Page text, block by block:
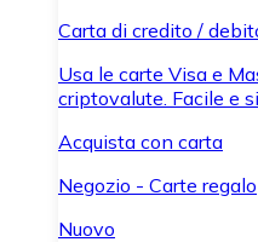
Carta di credito /
Usa le carte Visa e
criptovalute. Facile e
Acquista con carta
Negozio - Carte regalo
Nuovo